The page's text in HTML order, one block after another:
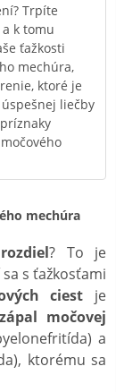
Trpíte
k tomu
ťažkosti
mechúra,
ktoré je
liečby
mechúra
rozdiel? To je
s ťažkosťami
ciest je
zápal močovej
a
ktorému sa